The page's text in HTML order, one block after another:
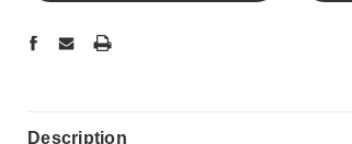
Description